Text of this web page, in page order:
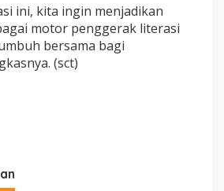
ini, kita ingin menjadikan
motor penggerak literasi
bersama bagi
(sct)